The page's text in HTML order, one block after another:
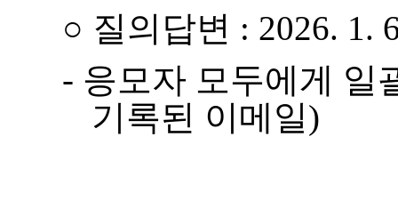
○ 질의답변 : 2026. 1.
- 응모자 모두에게 일
기록된 이메일)